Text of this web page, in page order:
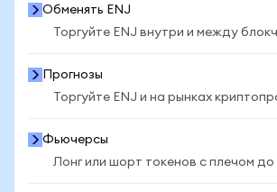
Обменять ENJ
Торгуйте ENJ внутри и между
Прогнозы
Торгуйте ENJ и на рынках
Фьючерсы
Лонг или шорт токенов с плечом до